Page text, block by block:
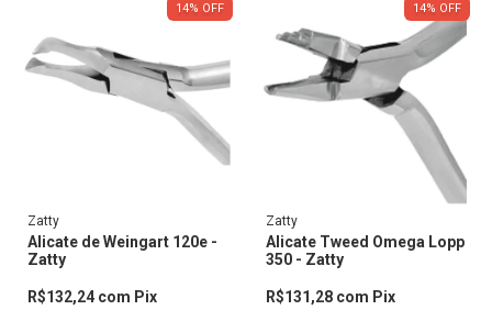
14% OFF
Zatty
Alicate de Weingart 120e -
Zatty
R$132,24 com Pix
14% OFF
Zatty
Alicate Tweed Omega Lopp
350 - Zatty
R$131,28 com Pix